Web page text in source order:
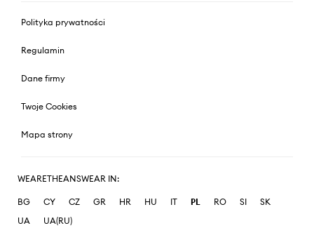
Polityka prywatności
Regulamin
Dane firmy
Twoje Cookies
Mapa strony
WEARETHEANSWEAR IN:
BG CY CZ GR HR HU IT PL RO SI
SK
UA
UA(RU)